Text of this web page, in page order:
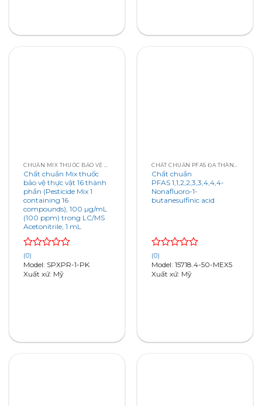
Chất chuẩn Mix thuốc
bảo vệ thực vật 16 thành
phần (Pesticide Mix 1
containing 16
compounds), 100 µg/mL
(100 ppm) trong LC/MS
Acetonitrile, 1 mL
Rated
0
out
(0)
Model: SPXPR-1-PK
Xuất xứ: Mỹ
Chất chuẩn
PFAS 1,1,2,2,3,3,4,4,4-
Nonafluoro-1-
butanesulfinic acid
Rated
0
out
(0)
Model: 15718.4-50-MEX5
Xuất xứ: Mỹ